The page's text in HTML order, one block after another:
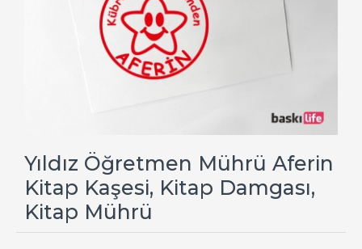
Yıldız Öğretmen Mührü Aferin
Kitap Kaşesi, Kitap Damgası,
Kitap Mührü